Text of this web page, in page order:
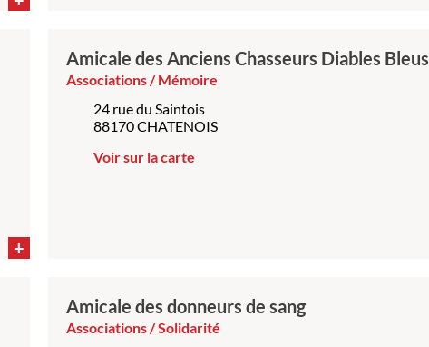
+
Amicale des Anciens Chasseurs Diables Bleus
Associations / Mémoire
24 rue du Saintois
88170 CHATENOIS
Voir sur la carte
Amicale des donneurs de sang
Associations / Solidarité